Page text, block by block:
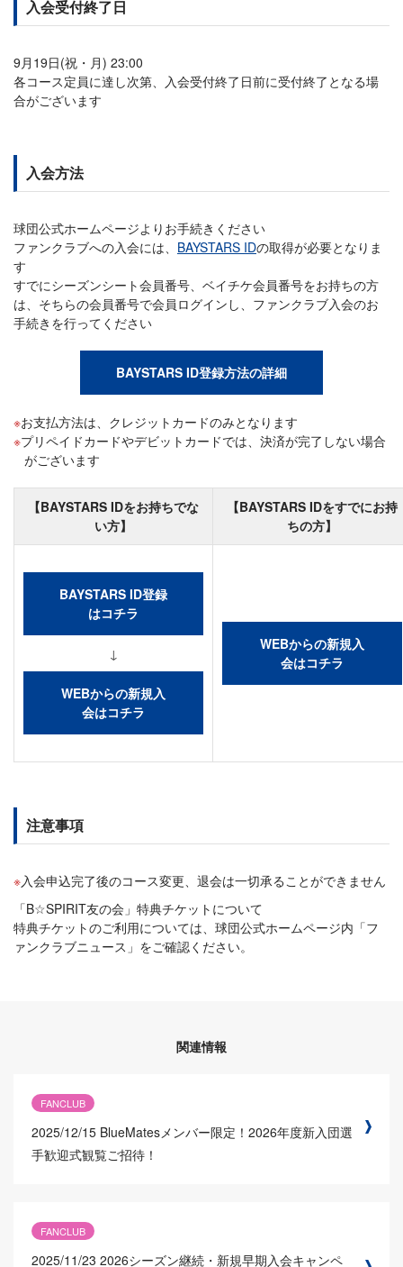
入会受付終了日
9月19日(祝・月) 23:00
各コース定員に達し次第、入会受付終了日前に受付終了となる場
合がございます
入会方法
球団公式ホームページよりお手続きください
ファンクラブへの入会には、 BAYSTARS IDの取得が必要となりま
す
すでにシーズンシート会員番号、ベイチケ会員番号をお持ちの方
は、そちらの会員番号で会員ログインし、ファンクラブ入会のお
手続きを行ってください
BAYSTARS ID登録方法の詳細
お支払方法は、クレジットカードのみとなります
プリペイドカードやデビットカードでは、決済が完了しない場合
がございます
【BAYSTARS IDをお持ちでな
い方】
【BAYSTARS IDをすでにお持
ちの方】
BAYSTARS ID登録
はコチラ
↓
WEBからの新規入
会はコチラ
WEBからの新規入
会はコチラ
注意事項
入会申込完了後のコース変更、退会は一切承ることができません
「B☆SPIRIT友の会」特典チケットについて
特典チケットのご利用については、球団公式ホームページ内「フ
ァンクラブニュース」をご確認ください。
関連情報
FANCLUB
2025/12/15 BlueMatesメンバー限定！2026年度新入団選
手歓迎式観覧ご招待！
FANCLUB
2025/11/23 2026シーズン継続・新規早期入会キャンペ